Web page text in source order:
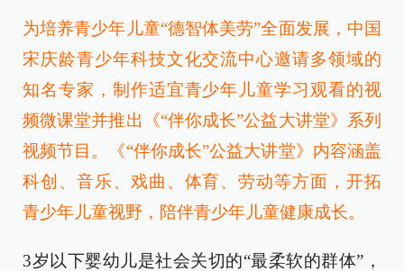
为培养青少年儿童“德智体美劳”全面发展，中国
宋庆龄青少年科技文化交流中心邀请多领域的
知名专家，制作适宜青少年儿童学习观看的视
频微课堂并推出《“伴你成长”公益大讲堂》系列
视频节目。《“伴你成长”公益大讲堂》内容涵盖
科创、音乐、戏曲、体育、劳动等方面，开拓
青少年儿童视野，陪伴青少年儿童健康成长。
3岁以下婴幼儿是社会关切的“最柔软的群体”，